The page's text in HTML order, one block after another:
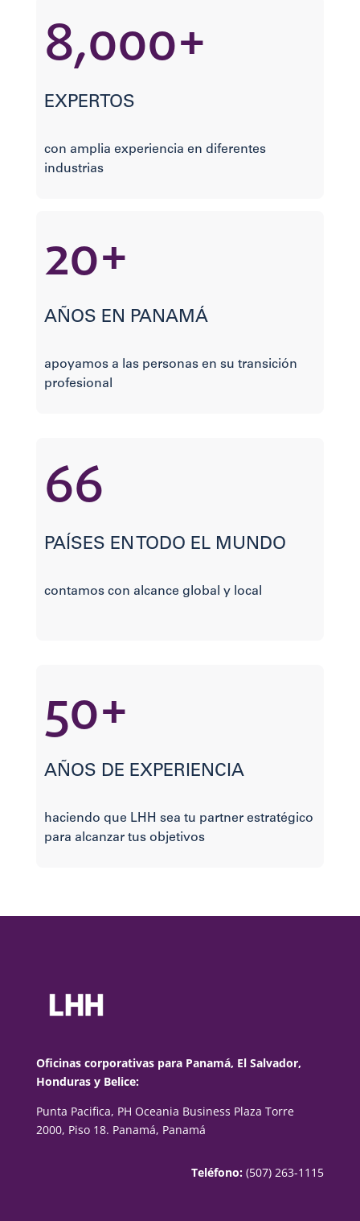
8,000+
EXPERTOS
con amplia experiencia en diferentes
industrias
20+
AÑOS EN PANAMÁ
apoyamos a las personas en su transición
profesional
66
PAÍSES EN TODO EL MUNDO
contamos con alcance global y local
50+
AÑOS DE EXPERIENCIA
haciendo que LHH sea tu partner estratégico
para alcanzar tus objetivos
Oficinas corporativas para Panamá, El Salvador,
Honduras y Belice:
Punta Pacifica, PH Oceania Business Plaza Torre
2000, Piso 18. Panamá, Panamá
Teléfono:(507) 263-1115